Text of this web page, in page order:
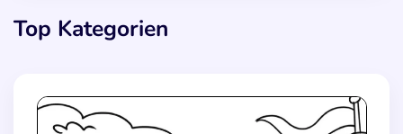
Top Kategorien